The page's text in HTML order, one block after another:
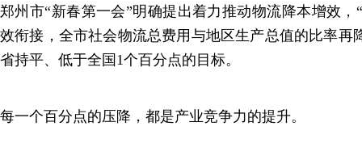
郑州市“新春第一会”明确提出着力推动物流降本增效，
效衔接，全市社会物流总费用与地区生产总值的比率再
省持平、低于全国1个百分点的目标。
每一个百分点的压降，都是产业竞争力的提升。